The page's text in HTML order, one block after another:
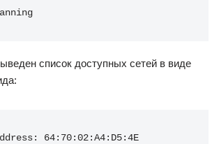
список доступных сетей в виде
64:70:02:A4:D5:4E